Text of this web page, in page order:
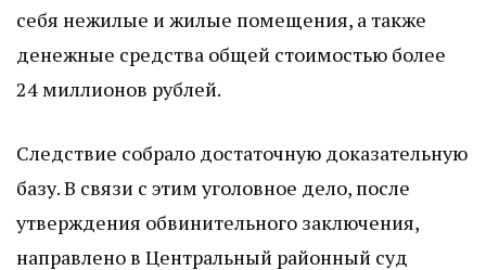
себя нежилые и жилые помещения, а также
денежные средства общей стоимостью более
24 миллионов рублей.
Следствие собрало достаточную доказательную
базу. В связи с этим уголовное дело, после
утверждения обвинительного заключения,
направлено в Центральный районный суд